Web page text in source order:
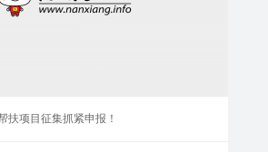
扶项目征集抓紧申报！